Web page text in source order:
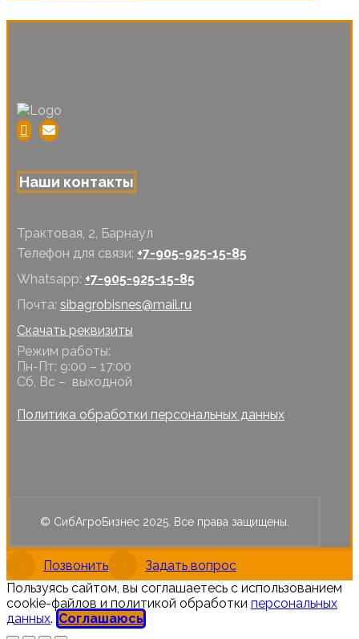
Наши контакты
Трактовая, 2, Барнаул
Телефон для связи: +7-905-925-15-85
Whatsapp: +7-905-925-15-85
Почта: sibagrobisnes@mail.ru
Скачать реквизиты
Режим работы:
Пн-Пт: 9:00 – 17:00
Сб, Вс – выходной
Политика обработки персональных данных
© СибАгроБизнес 2025. Все права защищены.
Позвонить
Задать вопрос
Пользуясь сайтом, вы соглашаетесь с использованием
cookie-файлов и политикой обработки персональных
данных. Соглашаюсь